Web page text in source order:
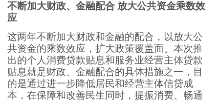
不断加大财政、金融配合 放大公共资金乘数效
应
这两年不断加大财政和金融的配合，以放大公
共资金的乘数效应，扩大政策覆盖面。本次推
出的个人消费贷款贴息和服务业经营主体贷款
贴息就是财政、金融配合的具体措施之一，目
的是通过进一步降低居民和经营主体信贷成
本，在保障和改善民生同时，提振消费、畅通